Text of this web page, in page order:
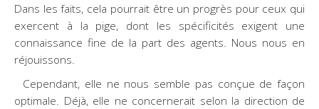
Dans les faits, cela pourrait être un progrès pour ceux qui
exercent à la pige, dont les spécificités exigent une
connaissance fine de la part des agents. Nous nous en
réjouissons.
Cependant, elle ne nous semble pas conçue de façon
optimale. Déjà, elle ne concernerait selon la direction de